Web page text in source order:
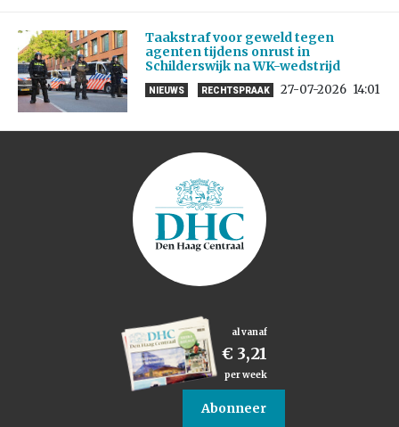
Taakstraf voor geweld tegen
agenten tijdens onrust in
Schilderswijk na WK-wedstrijd
NIEUWS RECHTSPRAAK 27-07-2026 14:01
al vanaf
€ 3,21
per week
Abonneer